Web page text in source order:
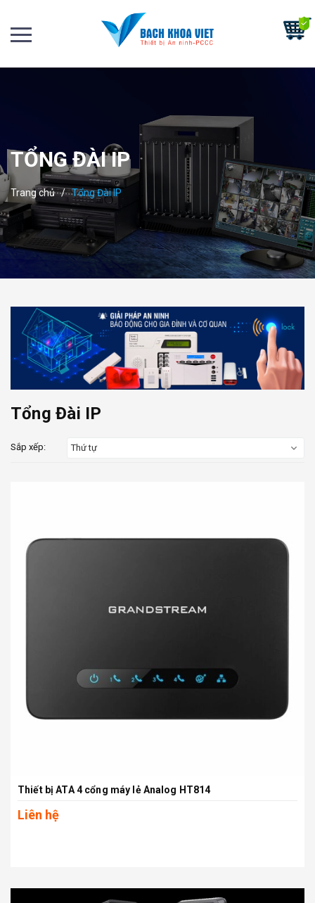
TỔNG ĐÀI IP
Trang chủ / Tổng Đài IP
Tổng Đài IP
Sắp xếp: Thứ tự
Thiết bị ATA 4 cổng máy lẻ Analog HT814
Liên hệ